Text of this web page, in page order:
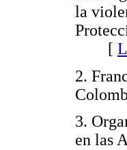
la
[
2.
3.
en las